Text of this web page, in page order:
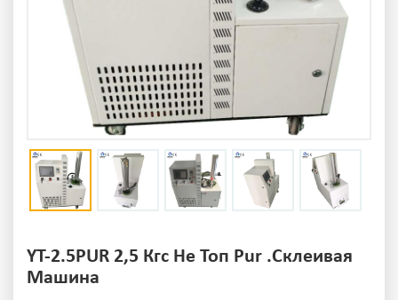
YT-2.5PUR 2,5 Кгс Не Топ Pur .Склеивая
Машина